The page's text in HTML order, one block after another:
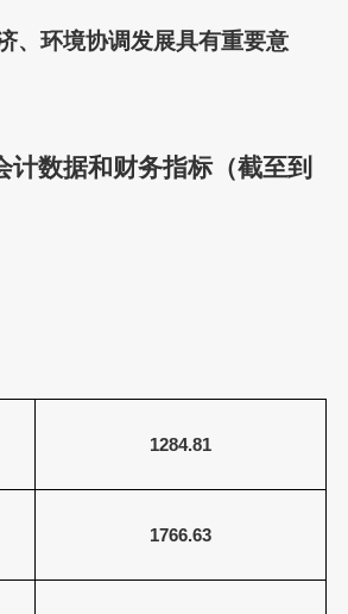
、环境协调发展具有重要意
计数据和财务指标（截至到
1284.81
1766.63